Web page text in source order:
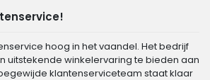
hoog in het vaandel. Het bedrijf
uitstekende winkelervaring te bieden aan
klantenserviceteam staat klaar